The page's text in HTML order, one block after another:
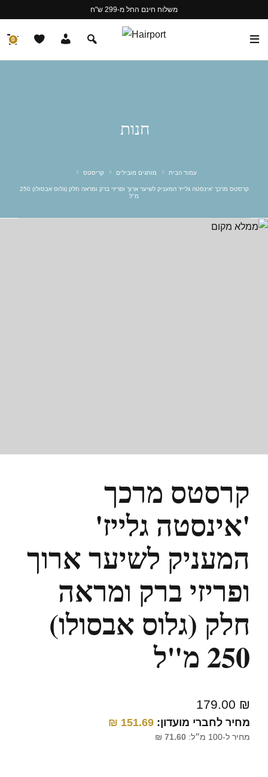
משלוח חינם החל מ-299 ש"ח
0
חנות
עמוד הבית מותגים מובילים קריסטס
קרסטס מרכך 'אינסטה גלייז' המעניק לשיער ארוך ופריזי ברק ומראה חלק (גלוס אבסולו) 250
מ"ל
קרסטס מרכך
'אינסטה גלייז'
המעניק לשיער ארוך
ופריזי ברק ומראה
חלק (גלוס אבסולו)
250 מ"ל
179.00 ₪
מחיר לחברי מועדון: 151.69
₪
מחיר ל-100 מ״ל: 71.60
₪